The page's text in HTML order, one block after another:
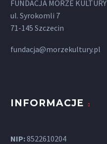
FUNDACJA MORZE KULTURY
ul. Syrokomli 7
71-145 Szczecin
fundacja@morzekultury.pl
INFORMACJE
NIP:8522610204